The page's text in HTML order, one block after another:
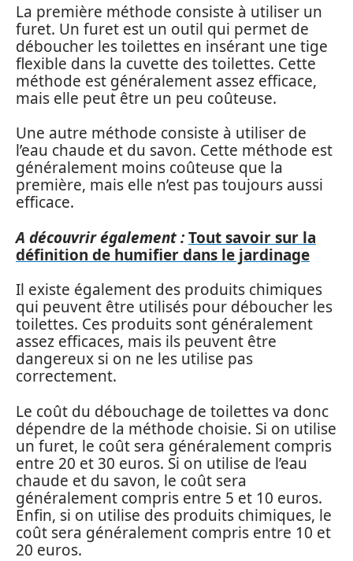
La première méthode consiste à utiliser un
furet. Un furet est un outil qui permet de
déboucher les toilettes en insérant une tige
flexible dans la cuvette des toilettes. Cette
méthode est généralement assez efficace,
mais elle peut être un peu coûteuse.
Une autre méthode consiste à utiliser de
l’eau chaude et du savon. Cette méthode est
généralement moins coûteuse que la
première, mais elle n’est pas toujours aussi
efficace.
A découvrir également :Tout savoir sur la
définition de humifier dans le jardinage
Il existe également des produits chimiques
qui peuvent être utilisés pour déboucher les
toilettes. Ces produits sont généralement
assez efficaces, mais ils peuvent être
dangereux si on ne les utilise pas
correctement.
Le coût du débouchage de toilettes va donc
dépendre de la méthode choisie. Si on utilise
un furet, le coût sera généralement compris
entre 20 et 30 euros. Si on utilise de l’eau
chaude et du savon, le coût sera
généralement compris entre 5 et 10 euros.
Enfin, si on utilise des produits chimiques, le
coût sera généralement compris entre 10 et
20 euros.